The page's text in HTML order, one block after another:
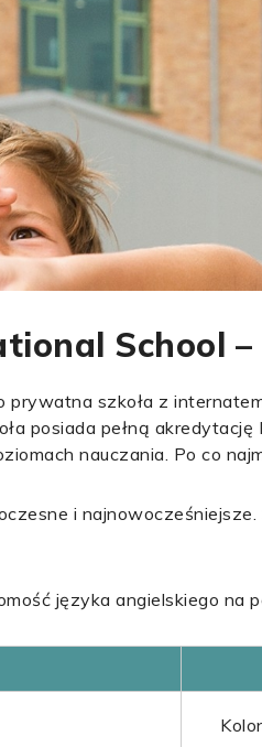
School
prywatna szkoła z
posiada pełną
nauczania. Po co
i
języka angielskiego na